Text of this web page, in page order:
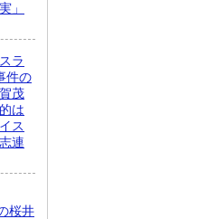
」
ラ
件の
茂
は
ス
連
桜井